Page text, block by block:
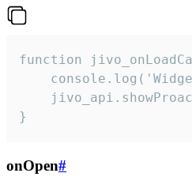
function
}
onOpen#